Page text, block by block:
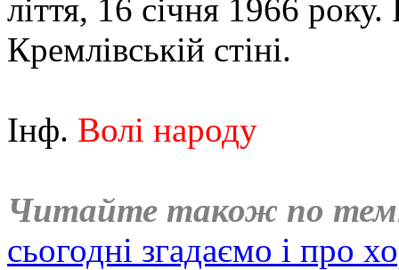
ліття, 16 січня 1966
Кремлівській стіні.
Інф. Волі народу
Читайте також по
сьогодні згадаємо і про